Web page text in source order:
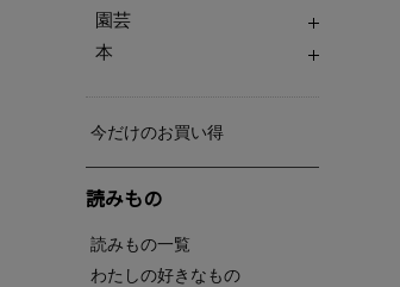
園芸
本
今だけのお買い得
読みもの
読みもの一覧
わたしの好きなもの